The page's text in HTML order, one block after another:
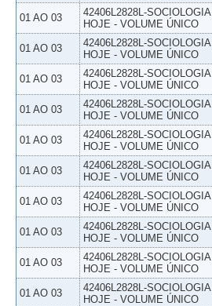
01 AO 03
42406L2828L-SOCIOLOGIA
HOJE - VOLUME ÚNICO
01 AO 03
42406L2828L-SOCIOLOGIA
HOJE - VOLUME ÚNICO
01 AO 03
42406L2828L-SOCIOLOGIA
HOJE - VOLUME ÚNICO
01 AO 03
42406L2828L-SOCIOLOGIA
HOJE - VOLUME ÚNICO
01 AO 03
42406L2828L-SOCIOLOGIA
HOJE - VOLUME ÚNICO
01 AO 03
42406L2828L-SOCIOLOGIA
HOJE - VOLUME ÚNICO
01 AO 03
42406L2828L-SOCIOLOGIA
HOJE - VOLUME ÚNICO
01 AO 03
42406L2828L-SOCIOLOGIA
HOJE - VOLUME ÚNICO
01 AO 03
42406L2828L-SOCIOLOGIA
HOJE - VOLUME ÚNICO
01 AO 03
42406L2828L-SOCIOLOGIA
HOJE - VOLUME ÚNICO